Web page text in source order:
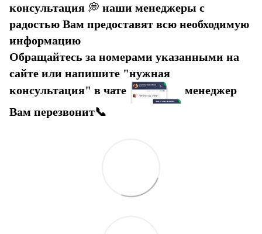
консультация 💭 наши менеджеры с
радостью Вам предоставят всю необходимую
информацию
Обращайтесь за номерами указанными на
сайте или напишите "нужная
консультация" в чате
менеджер
Вам перезвонит📞